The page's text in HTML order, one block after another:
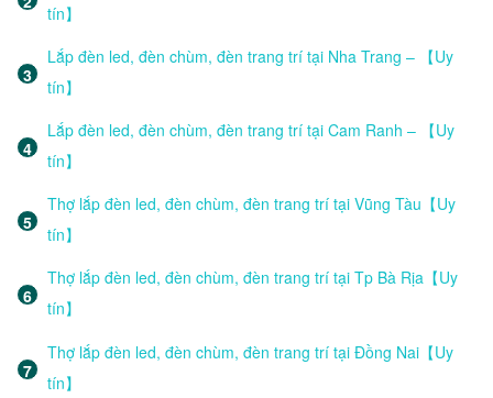
tín】
Lắp đèn led, đèn chùm, đèn trang trí tại Nha Trang – 【Uy
tín】
Lắp đèn led, đèn chùm, đèn trang trí tại Cam Ranh – 【Uy
tín】
Thợ lắp đèn led, đèn chùm, đèn trang trí tại Vũng Tàu【Uy
tín】
Thợ lắp đèn led, đèn chùm, đèn trang trí tại Tp Bà Rịa【Uy
tín】
Thợ lắp đèn led, đèn chùm, đèn trang trí tại Đồng Nai【Uy
tín】